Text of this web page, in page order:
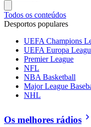
Todos os conteúdos
Desportos populares
UEFA Champions
UEFA Europa
Premier League
NFL
NBA Basketball
Major League
NHL
Os melhores rádios